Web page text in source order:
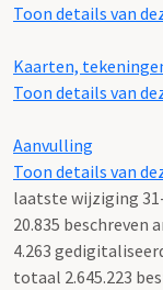
Toon details van
Kaarten,
Toon details van
Aanvulling
Toon details van
laatste wijziging
20.835 beschreven
4.263
totaal 2.645.223